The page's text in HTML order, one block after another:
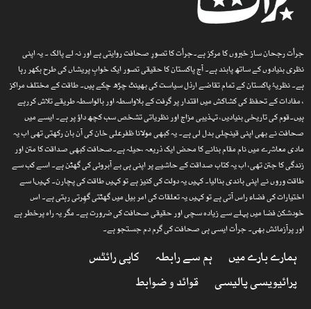
جرأت رجحان ساز خبروں کا مرکز ہے۔جرأت کا تصورِ صحافت روایتی ہے اور نہ لے پالک ۔ یہ اپنی
نظری بنیادوں کے ساتھ پابند ہے۔ آج پاکستان کا حقیقی تصور ایک خوابِ پریشاں کی طرح بکھر رہا
ہے۔ نظریۂ پاکستان کے تمام تقاضے ارذل سیاست کی بھینٹ چڑھ چکے ہیں۔ طاقت کے مختلف مراکز
، مفادات کے تحفظ کی کشاکش میں اقتدار پر گرفت کے بلاواسطہ اور بالواسطہ طریقے تلاش کررہے
ہیں۔قوم کی تاریخی بنیادیں، تہذیبی مزاج اور نظریاتی تشخص سب کچھ داؤ پر ہے۔ ایسے میں
صحافت نے بھی اپنی قینچلی بدل لی ہے۔ یہ کبھی مولانا ظفرعلی خان کی آن بان رکھتی تھی اب یہ
مادی معاشرے میں نام مقام بنانے کا محض ایک ذریعہ ،حیلہ ہے۔صحافت کبھی صداقت کا متن اور
زندگی کا جتن تھی، اب یہ کتاب صداقت کے حاشیے پر اپنی ہی بے آبروئی کی گھٹن ہے۔ اسے کب سے
طاقت وروں نے اپنی باندی بنالیا۔ کہیں یہ دولت کی کنیز ہے تو کہیں طاقت کی پچارن۔ کہیںا سے
اختیارات کی فضاء راس آتی ہے تو کہیں یہ تعلقات کی امر بیل میں گھٹتی گھِرتی رہتی ہے۔ اس
خودشکن فضا میں پہلے سے زیادہ سچی اور حقیقی صحافت کی ضرورت ہے۔ مگر یہ راہ پرخطر ہے
اور پرآزمائش بھی۔ جرأت ایسی ہی صحافت کی گرم دم جستجو ہے۔
ہمارے بارے میں ہم سے رابطہ
کاپی رائٹس
پرائیویسی پالیسی
قوائد و ضوابط